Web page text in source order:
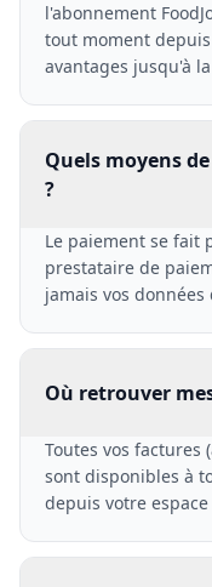
l'abonnement
tout moment depuis
avantages jusqu'à
Quels moyens
?
Le paiement se fait
prestataire de
jamais vos données
Où retrouver
Toutes vos factures
sont disponibles à
depuis votre